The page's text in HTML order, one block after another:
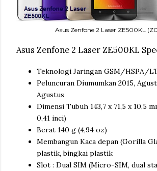
Asus Zenfone 2 Laser ZE500KL
Asus Zenfone 2 Laser ZE500KL
Teknologi Jaringan GSM/HSPA/
Peluncuran Diumumkan 2015,
Agustus
Dimensi Tubuh 143,7 x 71,5 x 10,5
0,41 inci)
Berat 140 g (4,94 oz)
Membangun Kaca depan (Gorilla
plastik, bingkai plastik
Slot : Dual SIM (Micro-SIM, dual